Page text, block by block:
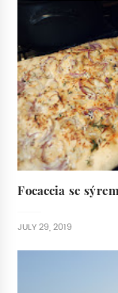
Focaccia se
JULY 29, 2019